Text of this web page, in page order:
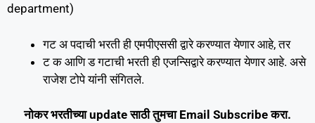
department)
गट अ पदाची भरती ही एमपीएससी द्वारे करण्यात येणार आहे, तर
ट क आणि ड गटाची भरती ही एजन्सिद्वारे करण्यात येणार आहे. असे
राजेश टोपे यांनी संगितले.
नोकर भरतीच्या update साठी तुमचा Email Subscribe करा.